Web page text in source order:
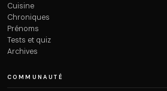
Cuisine
Chroniques
Prénoms
Tests et quiz
Archives
COMMUNAUTÉ